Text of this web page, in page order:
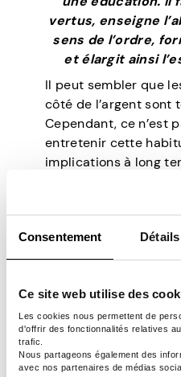
Consentement Détails
Ce site web utilise des
Les cookies nous permettent de
d'offrir des fonctionnalités relatives
trafic.
Nous partageons également des
avec nos partenaires de médias
vertus, enseigne
sens de l’ordre,
et élargit ainsi
Il peut sembler que
côté de l’argent sont
Cependant, ce n’est
entretenir cette
implications à long
être. Cela vous aide
financièrement
vous permet de
comme s’ils
pauvres restent
comme s’ils